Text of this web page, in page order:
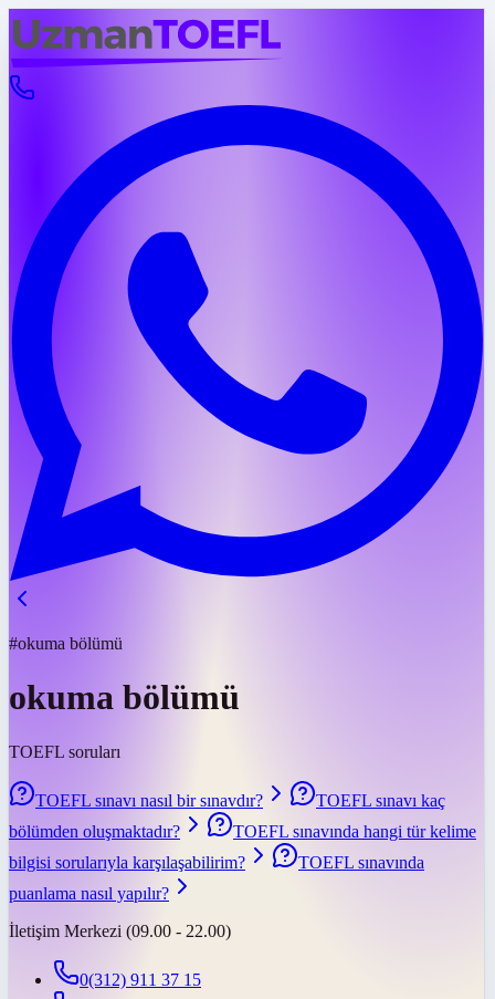
#okuma bölümü
okuma bölümü
TOEFL soruları
TOEFL sınavı nasıl bir sınavdır?
TOEFL sınavı kaç
bölümden oluşmaktadır?
TOEFL sınavında hangi tür kelime
bilgisi sorularıyla karşılaşabilirim?
TOEFL sınavında
puanlama nasıl yapılır?
İletişim Merkezi (09.00 - 22.00)
0(312) 911 37 15